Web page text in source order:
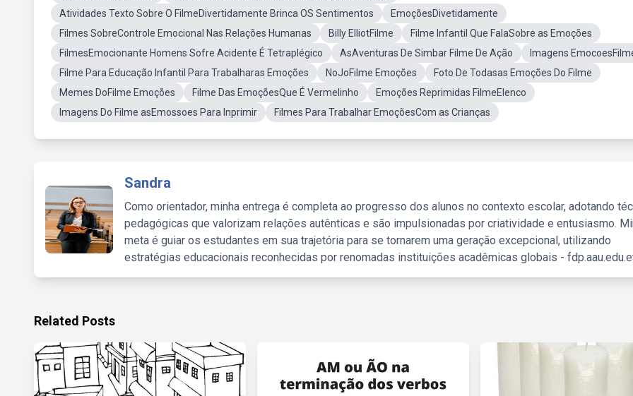
Atividades Texto Sobre O FilmeDivertidamente Brinca OS Sentimentos
EmoçõesDivetidamente
Filmes SobreControle Emocional Nas Relações Humanas
Billy ElliotFilme
Filme Infantil Que FalaSobre as Emoções
FilmesEmocionante Homens Sofre Acidente É Tetraplégico
AsAventuras De Simbar Filme De Ação
Imagens
Filme Para Educação Infantil Para Trabalharas Emoções
NoJoFilme Emoções
Foto De Todasas Emoções Do Filme
Memes DoFilme Emoções
Filme Das EmoçõesQue É Vermelinho
Emoções Reprimidas FilmeElenco
Imagens Do Filme asEmossoes Para Inprimir
Filmes Para Trabalhar EmoçõesCom as Crianças
Sandra
Como orientador, minha entrega é completa ao progresso dos alunos no contexto escolar, adotando
pedagógicas que valorizam relações autênticas e são impulsionadas por criatividade e entusiasmo.
meta é guiar os estudantes em sua trajetória para se tornarem uma geração excepcional, utilizando
estratégias educacionais reconhecidas por renomadas instituições acadêmicas globais -
Related Posts